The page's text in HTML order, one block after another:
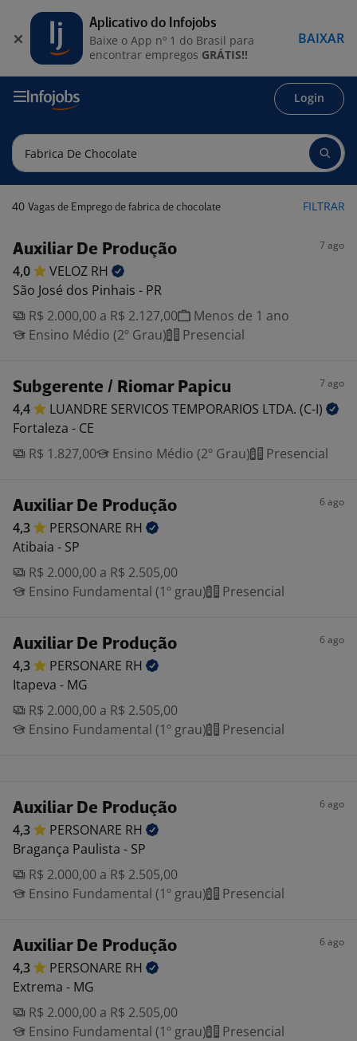
Login
40 Vagas de Emprego de fabrica de chocolate FILTRAR
Auxiliar De Produção 7 ago
4,0 VELOZ RH
São José dos Pinhais - PR
R$ 2.000,00 a R$ 2.127,00
Menos de 1 ano
Ensino Médio (2º Grau)
Presencial
Subgerente / Riomar Papicu 7 ago
4,4 LUANDRE SERVICOS TEMPORARIOS LTDA. (C-I)
Fortaleza - CE
R$ 1.827,00
Ensino Médio (2º Grau) Presencial
Auxiliar De Produção 6 ago
4,3 PERSONARE RH
Atibaia - SP
R$ 2.000,00 a R$ 2.505,00
Ensino Fundamental (1º grau)
Presencial
Auxiliar De Produção 6 ago
4,3 PERSONARE RH
Itapeva - MG
R$ 2.000,00 a R$ 2.505,00
Ensino Fundamental (1º grau)
Presencial
Auxiliar De Produção 6 ago
4,3 PERSONARE RH
Bragança Paulista - SP
R$ 2.000,00 a R$ 2.505,00
Ensino Fundamental (1º grau)
Presencial
Auxiliar De Produção 6 ago
4,3 PERSONARE RH
Extrema - MG
R$ 2.000,00 a R$ 2.505,00
Ensino Fundamental (1º grau)
Presencial
Aplicativo do Infojobs
Baixe o App nº 1 do Brasil para
encontrar empregos GRÁTIS!!
BAIXAR